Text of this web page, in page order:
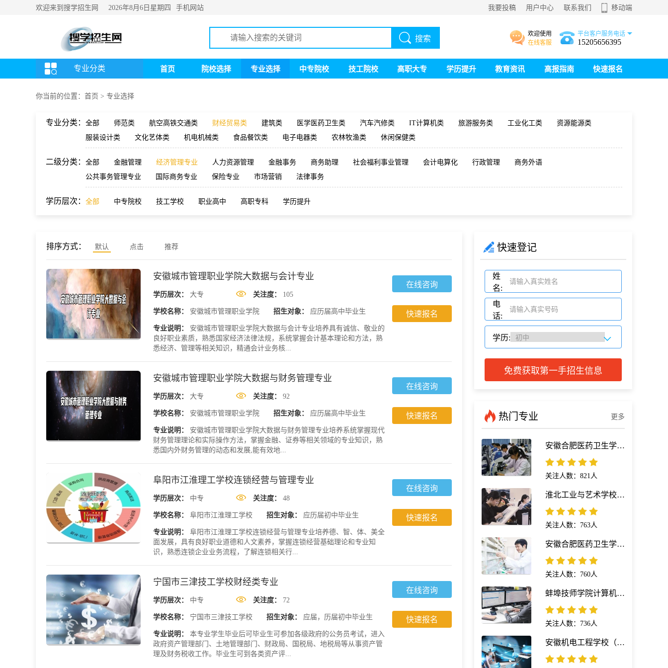
欢迎来到搜学招生网 2026年8月6日 星期四 手机网站 我要投稿 用户中心 联系我们 移动端
搜索
欢迎使用
在线客服
平台客户服务电话
15205656395
专业分类 首页 院校选择 专业选择 中专院校 技工院校 高职大专 学历提升 教育资讯 高报指南 快速报名
你当前的位置： 首页 > 专业选择
专业分类： 全部 师范类 航空高铁交通类 财经贸易类 建筑类 医学医药卫生类 汽车汽修类 IT计算机类 旅游服务类 工业化工类
资源能源类
服装设计类
文化艺体类 机电机械类 食品餐饮类 电子电器类 农林牧渔类 休闲保健类
二级分类： 全部 金融管理 经济管理专业 人力资源管理 金融事务 商务助理 社会福利事业管理 会计电算化 行政管理
商务外语
公共事务管理专业
国际商务专业 保险专业 市场营销 法律事务
学历层次： 全部 中专院校 技工学校 职业高中 高职专科 学历提升
排序方式： 默认 点击 推荐
安徽城市管理职业学院大数据与会计专业
学历层次： 大专 关注度： 105
学校名称： 安徽城市管理职业学院 招生对象： 应历届高中毕业生
专业说明：
安徽城市管理职业学院大数据与会计专业培养具有诚信、敬业的
良好职业素质，熟悉国家经济法律法规，系统掌握会计基本理论和方法，熟
悉经济、管理等相关知识，精通会计业务核...
在线咨询
快速报名
安徽城市管理职业学院大数据与财务管理专业
学历层次： 大专 关注度： 92
学校名称： 安徽城市管理职业学院 招生对象： 应历届高中毕业生
专业说明：
安徽城市管理职业学院大数据与财务管理专业培养系统掌握现代
财务管理理论和实际操作方法，掌握金融、证券等相关领域的专业知识，熟
悉国内外财务管理的动态和发展,能有效地...
在线咨询
快速报名
阜阳市江淮理工学校连锁经营与管理专业
学历层次： 中专 关注度： 48
学校名称： 阜阳市江淮理工学校 招生对象： 应历届初中毕业生
专业说明：
阜阳市江淮理工学校连锁经营与管理专业培养德、智、体、美全
面发展，具有良好职业道德和人文素养，掌握连锁经营基础理论和专业知
识，熟悉连锁企业业务流程，了解连锁相关行...
在线咨询
快速报名
宁国市三津技工学校财经类专业
学历层次： 中专 关注度： 72
学校名称： 宁国市三津技工学校 招生对象： 应届，历届初中毕业生
专业说明：
本专业学生毕业后可毕业生可参加各级政府的公务员考试，进入
政府资产管理部门、土地管理部门、财政局、国税局、地税局等从事资产管
理及财务税收工作。毕业生可到各类资产评...
在线咨询
快速报名
快速登记
姓
名:
电
话:
学历:
免费获取第一手招生信息
热门专业 更多
安徽合肥医药卫生学校（安徽红十字会卫生学校）医学影像技术专业
关注人数：821人
淮北工业与艺术学校绘画专业
关注人数：763人
安徽合肥医药卫生学校（安徽红十字会卫生学校）药剂专业
关注人数：760人
蚌埠技师学院计算机网络技术专业
关注人数：736人
安徽机电工程学校（凤阳科技学校）计算机应用简介